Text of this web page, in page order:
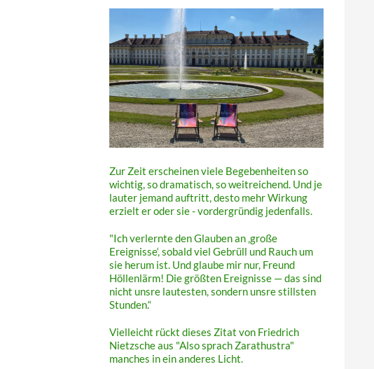
Zur Zeit erscheinen viele Begebenheiten so
wichtig, so dramatisch, so weitreichend. Und je
lauter jemand auftritt, desto mehr Wirkung
erzielt er oder sie - vordergründig jedenfalls.
"Ich verlernte den Glauben an ‚große
Ereignisse‘, sobald viel Gebrüll und Rauch um
sie herum ist. Und glaube mir nur, Freund
Höllenlärm! Die größten Ereignisse — das sind
nicht unsre lautesten, sondern unsre stillsten
Stunden.“
Vielleicht rückt dieses Zitat von Friedrich
Nietzsche aus "Also sprach Zarathustra"
manches in ein anderes Licht.